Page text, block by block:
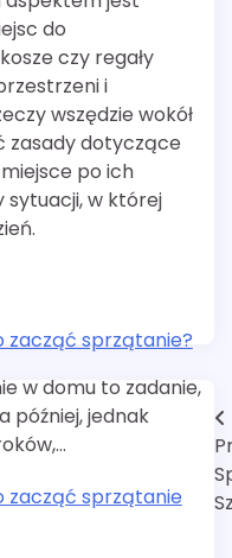
do
czy regały
i
wszędzie wokół
zasady dotyczące
po ich
sytuacji, w której
zacząć sprzątanie?
w domu to zadanie,
później, jednak
zacząć sprzątanie